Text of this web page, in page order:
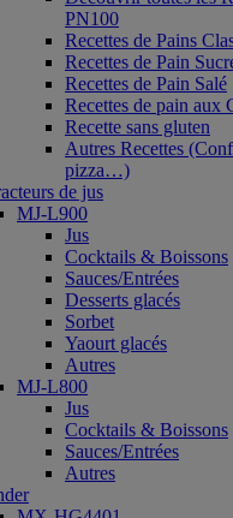
PN100
Recettes de Pains
Recettes de Pain
Recettes de Pain Salé
Recettes de pain aux
Recette sans gluten
Autres Recettes
pizza…)
de jus
MJ-L900
Jus
Cocktails & Boissons
Sauces/Entrées
Desserts glacés
Sorbet
Yaourt glacés
Autres
MJ-L800
Jus
Cocktails & Boissons
Sauces/Entrées
Autres